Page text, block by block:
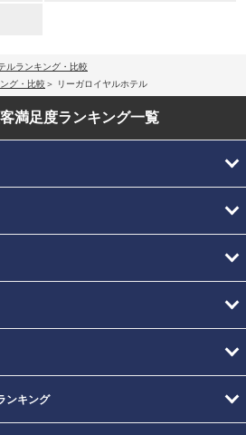
ルランキング・比較
グ・比較
リーガロイヤルホテル
満足度ランキング一覧
ンキング